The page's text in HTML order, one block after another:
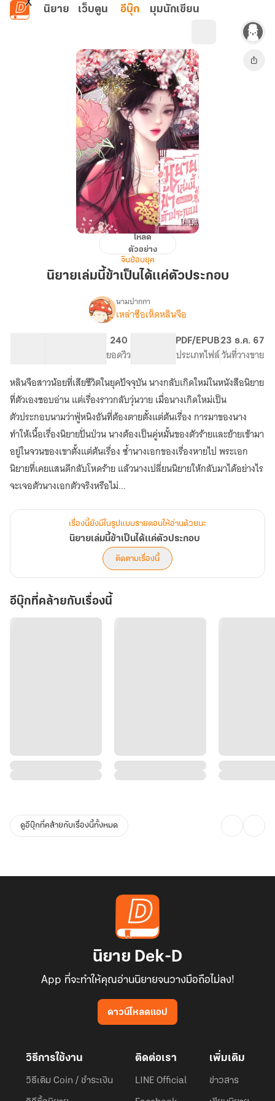
ข้ามไปยังเนื้อหาหลัก
นิยาย เว็บตูน อีบุ๊ก มุมนักเขียน
นิยาย
นี้
เป็น
ตัวประกอบ
โหลด
ตัวอย่าง
จีนย้อนยุค
นิยายเล่มนี้ข้าเป็นได้เเค่ตัวประกอบ
เรื่อง
เป็น
ได้
เเค่
ตัวประกอบ
นามปากกา
เหล่าซือเห็ดหลินจือ
240
ยอดวิว
PDF/EPUB
ประเภทไฟล์
23 ธ.ค. 67
วันที่วางขาย
หลินจือสาวน้อยที่เสียชีวิตในยุคปัจจุบัน นางกลับเกิดใหม่ในหนังสือนิยาย
ที่ตัวเองชอบอ่าน แต่เรื่องราวกลับวุ่นวาย เมื่อนางเกิดใหม่เป็น
ตัวประกอบนามว่าฟู่หนิงอันที่ต้องตายตั้งแต่ต้นเรื่อง การมาของนาง
ทำให้เนื้อเรื่องนิยายปั่นป่วน นางต้องเป็นคู่หมั้นของตัวร้ายและย้ายเข้ามา
อยู่ในจวนของเขาตั้งแต่ต้นเรื่อง ซ้ำนางเอกของเรื่องหายไป พระเอก
นิยายที่เคยแสนดีกลับโหดร้าย แล้วนางเปลี่ยนนิยายให้กลับมาได้อย่างไร
จะเจอตัวนางเอกตัวจริงหรือไม่...
เรื่องนี้ยังมีในรูปแบบรายตอนให้อ่านด้วยนะ
นิยายเล่มนี้ข้าเป็นได้เเค่ตัวประกอบ
ติดตามเรื่องนี้
อีบุ๊กที่คล้ายกับเรื่องนี้
ดูอีบุ๊กที่คล้ายกับเรื่องนี้ทั้งหมด
นิยาย Dek-D
App ที่จะทำให้คุณอ่านนิยายจนวางมือถือไม่ลง!
ดาวน์โหลดแอป
วิธีการใช้งาน
วิธีเติม Coin / ชำระเงิน
ติดต่อเรา
LINE Official
เพิ่มเติม
ข่าวสาร